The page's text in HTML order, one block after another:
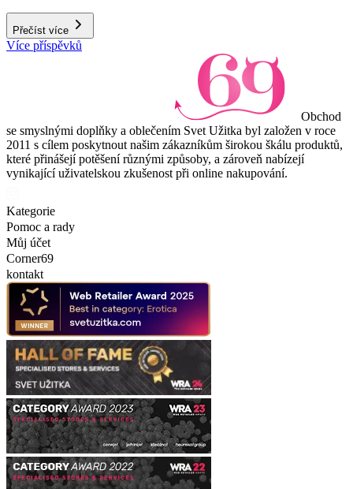
Přečíst více
Více příspěvků
Obchod
se smyslnými doplňky a oblečením Svet Užitka byl založen v roce
2011 s cílem poskytnout našim zákazníkům širokou škálu produktů,
které přinášejí potěšení různými způsoby, a zároveň nabízejí
vynikající uživatelskou zkušenost při online nakupování.
Kategorie
Pomoc a rady
Můj účet
Corner69
kontakt